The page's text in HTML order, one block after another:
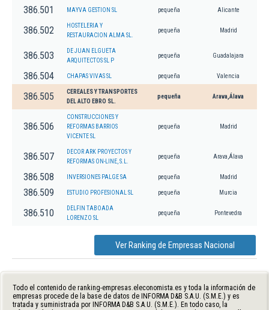
386.501 MAYVA GESTION SL pequeña Alicante
386.502
HOSTELERIA Y
RESTAURACION ALMA SL.
pequeña Madrid
386.503
DE JUAN ELGUETA
ARQUITECTOS SL P
pequeña Guadalajara
386.504 CHAPAS VIVAS SL pequeña Valencia
386.505
CEREALES Y TRANSPORTES
DEL ALTO EBRO SL.
pequeña Arava,Álava
386.506
CONSTRUCCIONES Y
REFORMAS BARRIOS
VICENTE SL
pequeña Madrid
386.507
DECOR ARK PROYECTOS Y
REFORMAS ON-LINE, S.L.
pequeña Arava,Álava
386.508 INVERSIONES PALGE SA pequeña Madrid
386.509 ESTUDIO PROFESIONAL SL pequeña Murcia
386.510
DELFIN TABOADA
LORENZO SL
pequeña Pontevedra
Ver Ranking de Empresas Nacional
Todo el contenido de ranking-empresas.eleconomista.es y toda la información de
empresas procede de la base de datos de INFORMA D&B S.A.U. (S.M.E.) y es
tratada y suministrada por INFORMA D&B S.A.U. (S.M.E.). En todo caso, la